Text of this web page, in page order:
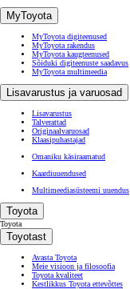
MyToyota
MyToyota digiteenused
MyToyota rakendus
MyToyota kaugteenused
Sõiduki digiteenuste saadavus
MyToyota multimeedia
Lisavarustus ja varuosad
Lisavarustus
Talverattad
Originaalvaruosad
Klaasipuhastajad
Omaniku käsiraamatud
Kaardiuuendused
Multimeediasüsteemi uuendus
Toyota
Toyota
Toyotast
Avasta Toyota
Meie visioon ja filosoofia
Toyota kvaliteet
Kestlikkus Toyota ettevõttes